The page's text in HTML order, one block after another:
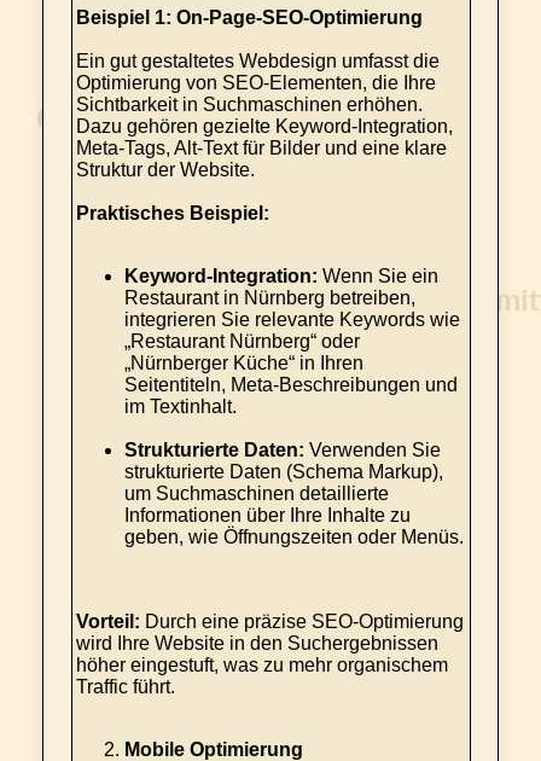
Beispiel 1: On-Page-SEO-Optimierung
Ein gut gestaltetes Webdesign umfasst die
Optimierung von SEO-Elementen, die Ihre
Sichtbarkeit in Suchmaschinen erhöhen.
Dazu gehören gezielte Keyword-Integration,
Meta-Tags, Alt-Text für Bilder und eine klare
Struktur der Website.
Praktisches Beispiel:
Keyword-Integration: Wenn Sie ein
Restaurant in Nürnberg betreiben,
integrieren Sie relevante Keywords wie
„Restaurant Nürnberg“ oder
„Nürnberger Küche“ in Ihren
Seitentiteln, Meta-Beschreibungen und
im Textinhalt.
Strukturierte Daten: Verwenden Sie
strukturierte Daten (Schema Markup),
um Suchmaschinen detaillierte
Informationen über Ihre Inhalte zu
geben, wie Öffnungszeiten oder Menüs.
Vorteil: Durch eine präzise SEO-Optimierung
wird Ihre Website in den Suchergebnissen
höher eingestuft, was zu mehr organischem
Traffic führt.
Mobile Optimierung